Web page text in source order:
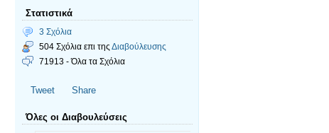
Στατιστικά
3 Σχόλια
504 Σχόλια επι της Διαβούλευσης
71913 - Όλα τα Σχόλια
Tweet Share
Όλες οι Διαβουλεύσεις